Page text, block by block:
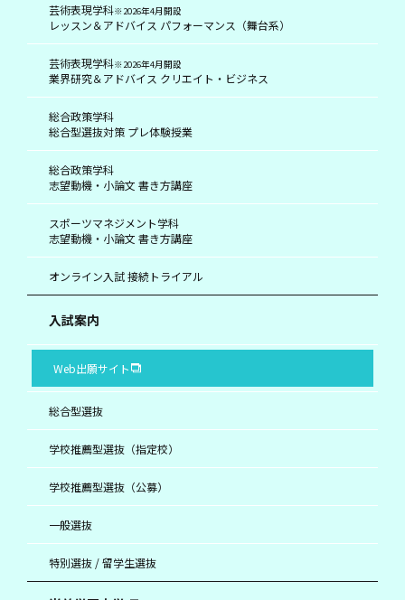
芸術表現学科※2026年4月開設
レッスン＆アドバイス パフォーマンス（舞台系）
芸術表現学科※2026年4月開設
業界研究＆アドバイス クリエイト・ビジネス
総合政策学科
総合型選抜対策 プレ体験授業
総合政策学科
志望動機・小論文 書き方講座
スポーツマネジメント学科
志望動機・小論文 書き方講座
オンライン入試 接続トライアル
入試案内
Web出願サイト
総合型選抜
学校推薦型選抜（指定校）
学校推薦型選抜（公募）
一般選抜
特別選抜 / 留学生選抜